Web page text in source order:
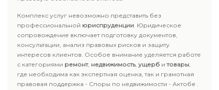
Комплекс услуг невозможно представить без
профессиональной юриспруденции. Юридическое
сопровождение включает подготовку документов,
консультации, анализ правовых рисков и защиту
интересов клиентов. Особое внимание уделяется работе
с категориями ремонт, недвижимость, ущерб итовары,
где необходима как экспертная оценка, так и грамотная
правовая поддержка - Споры по недвижимости - Актобе .